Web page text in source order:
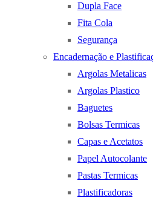
Dupla Face
Fita Cola
Segurança
Encadernação e
Argolas Metalicas
Argolas Plastico
Baguetes
Bolsas Termicas
Capas e Acetatos
Papel Autocolante
Pastas Termicas
Plastificadoras